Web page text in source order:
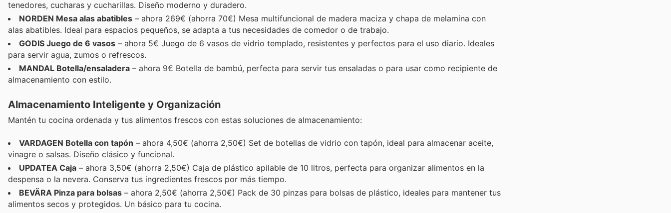
tenedores, cucharas y cucharillas. Diseño moderno y duradero.
NORDEN Mesa alas abatibles – ahora 269€ (ahorra 70€) Mesa multifuncional de madera maciza y chapa de melamina con
alas abatibles. Ideal para espacios pequeños, se adapta a tus necesidades de comedor o de trabajo.
GODIS Juego de 6 vasos – ahora 5€ Juego de 6 vasos de vidrio templado, resistentes y perfectos para el uso diario. Ideales
para servir agua, zumos o refrescos.
MANDAL Botella/ensaladera – ahora 9€ Botella de bambú, perfecta para servir tus ensaladas o para usar como recipiente de
almacenamiento con estilo.
Almacenamiento Inteligente y Organización
Mantén tu cocina ordenada y tus alimentos frescos con estas soluciones de almacenamiento:
VARDAGEN Botella con tapón – ahora 4,50€ (ahorra 2,50€) Set de botellas de vidrio con tapón, ideal para almacenar aceite,
vinagre o salsas. Diseño clásico y funcional.
UPDATEA Caja – ahora 3,50€ (ahorra 2,50€) Caja de plástico apilable de 10 litros, perfecta para organizar alimentos en la
despensa o la nevera. Conserva tus ingredientes frescos por más tiempo.
BEVÄRA Pinza para bolsas – ahora 2,50€ (ahorra 2,50€) Pack de 30 pinzas para bolsas de plástico, ideales para mantener tus
alimentos secos y protegidos. Un básico para tu cocina.